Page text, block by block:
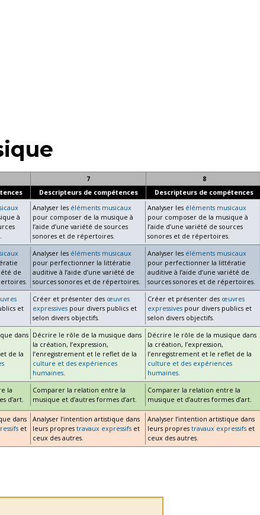
7
8
Descripteurs de compétences Descripteurs de compétences
à
Analyser les éléments musicaux
pour composer de la musique à
l’aide d’une variété de sources
sonores et de répertoires.
Analyser les éléments musicaux
pour composer de la musique à
l’aide d’une variété de sources
sonores et de répertoires.
de
Analyser les éléments musicaux
pour perfectionner la littératie
auditive à l’aide d’une variété de
sources sonores et de répertoires.
Analyser les éléments musicaux
pour perfectionner la littératie
auditive à l’aide d’une variété de
sources sonores et de répertoires.
et
Créer et présenter des œuvres
expressives pour divers publics et
selon divers objectifs.
Créer et présenter des œuvres
expressives pour divers publics et
selon divers objectifs.
dans
de la
Décrire le rôle de la musique dans
la création, l’expression,
l’enregistrement et le reflet de la
culture et des expériences
humaines.
Décrire le rôle de la musique dans
la création, l’expression,
l’enregistrement et le reflet de la
culture et des expériences
humaines.
la
d’art.
Comparer la relation entre la
musique et d’autres formes d’art.
Comparer la relation entre la
musique et d’autres formes d’art.
dans
et
Analyser l’intention artistique dans
leurs propres travaux expressifs et
ceux des autres.
Analyser l’intention artistique dans
leurs propres travaux expressifs et
ceux des autres.